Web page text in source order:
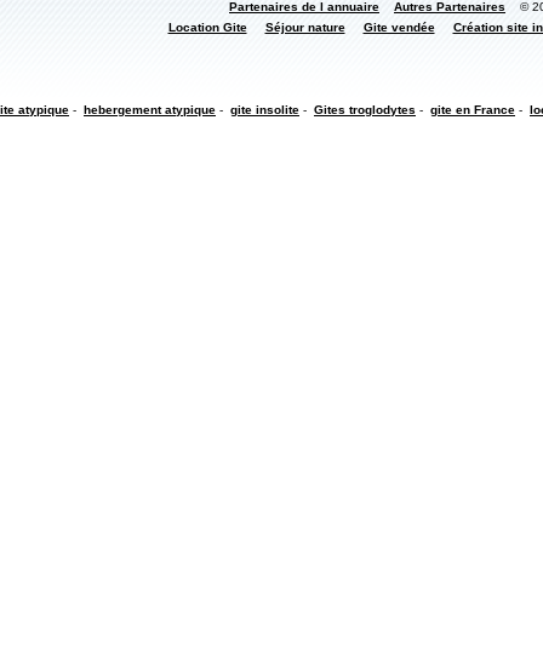
Partenaires de l annuaire
Autres Partenaires ©
Location Gite
Séjour nature Gite vendée Création site
atypique - hebergement atypique - gite insolite - Gites troglodytes - gite en France -